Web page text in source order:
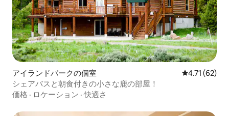
アイランドパークの個室 レビュー62
4.71 (62)
シェアバスと朝食付きの小さな鹿の部屋！
価格 · ロケーション ·快適さ